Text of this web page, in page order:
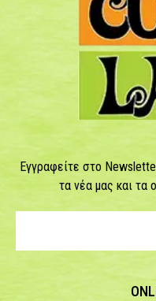
Εγγραφείτε στο
τα νέα μας και τα